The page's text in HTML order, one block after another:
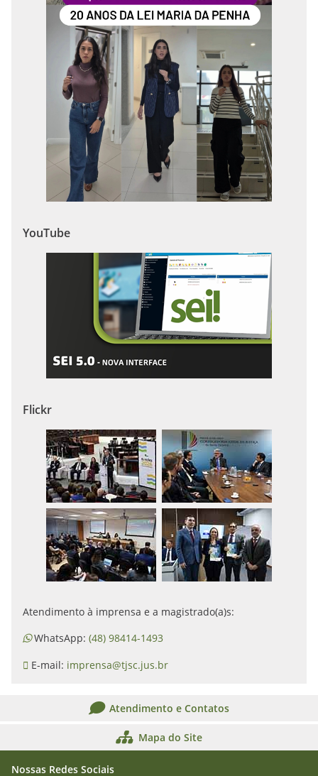
YouTube
Flickr
Atendimento à imprensa e a magistrado(a)s:
WhatsApp: (48) 98414-1493
E-mail: imprensa@tjsc.jus.br
Atendimento e Contatos
Mapa do Site
Nossas Redes Sociais